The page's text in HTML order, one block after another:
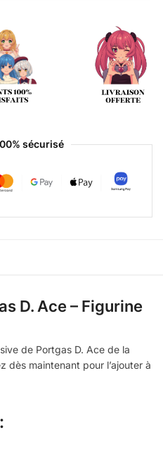
sécurisé
D. Ace – Figurine
de Portgas D. Ace de la
dès maintenant pour l’ajouter à